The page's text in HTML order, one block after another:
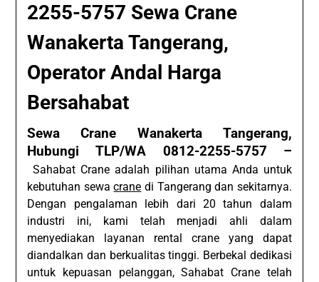
2255-5757 Sewa Crane
Wanakerta Tangerang,
Operator Andal Harga
Bersahabat
Sewa Crane Wanakerta Tangerang,
Hubungi TLP/WA 0812-2255-5757 –
Sahabat Crane adalah pilihan utama Anda untuk
kebutuhan sewacrane di Tangerang dan sekitarnya.
Dengan pengalaman lebih dari 20 tahun dalam
industri ini, kami telah menjadi ahli dalam
menyediakan layanan rental crane yang dapat
diandalkan dan berkualitas tinggi. Berbekal dedikasi
untuk kepuasan pelanggan, Sahabat Crane telah